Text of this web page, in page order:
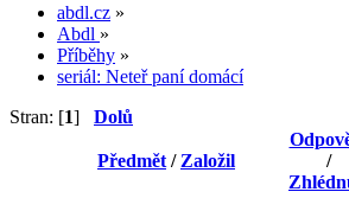
abdl.cz »
Abdl »
Příběhy »
seriál: Neteř paní domácí
Stran: [1] Dolů
Předmět / Založil
/